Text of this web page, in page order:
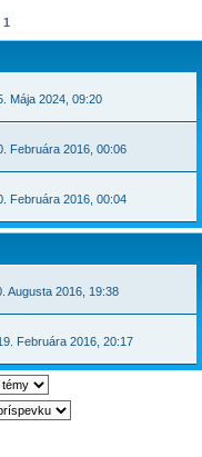
1
Mája 2024, 09:20
Februára 2016, 00:06
Februára 2016, 00:04
Augusta 2016, 19:38
Februára 2016, 20:17